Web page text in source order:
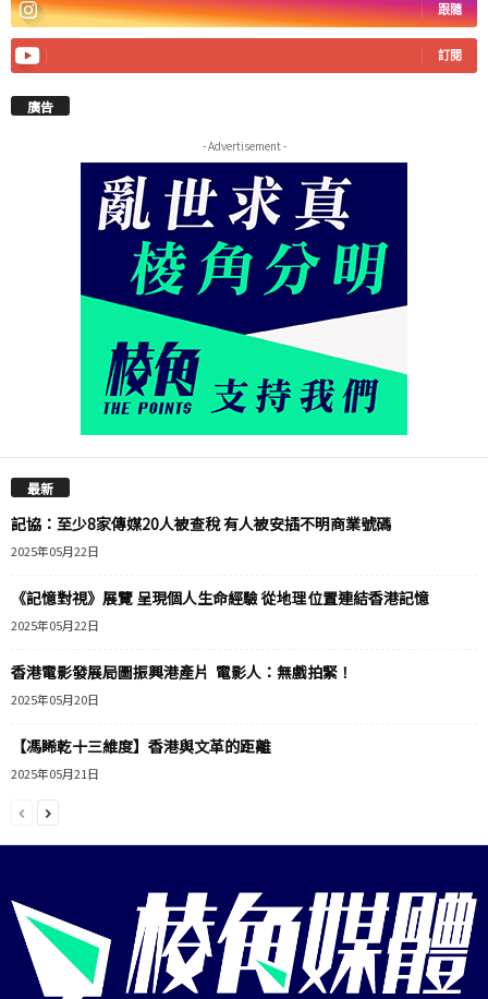
跟隨
訂閱
廣告
- Advertisement -
最新
記協：至少8家傳媒20人被查稅 有人被安插不明商業號碼
2025年05月22日
《記憶對視》展覽 呈現個人生命經驗 從地理位置連結香港記憶
2025年05月22日
香港電影發展局圖振興港產片 電影人：無戲拍緊！
2025年05月20日
【馮睎乾十三維度】香港與文革的距離
2025年05月21日